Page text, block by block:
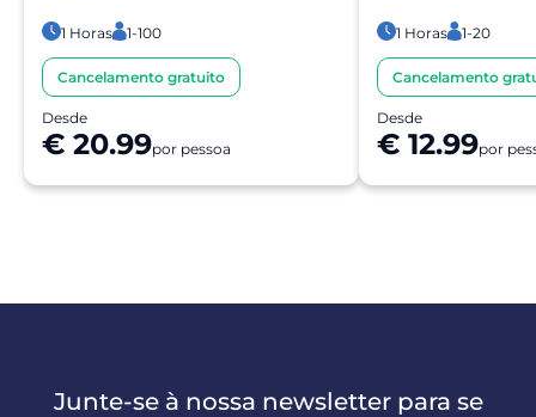
1 Horas 1-100
Cancelamento gratuito
Desde
€ 20.99por pessoa
1 Horas 1-20
Cancelamento
Desde
€ 12.99por
Junte-se à nossa newsletter para se